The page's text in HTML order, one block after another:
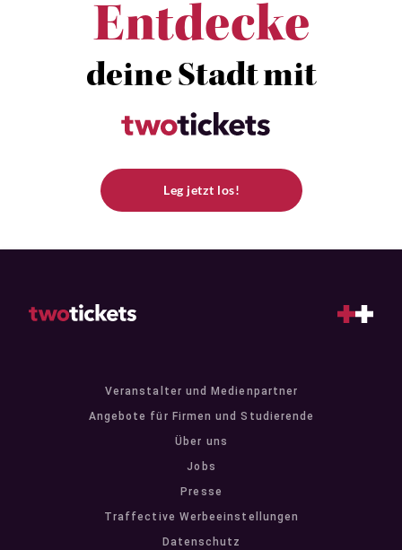
Entdecke
deine Stadt mit
Leg jetzt los!
Veranstalter und Medienpartner
Angebote für Firmen und Studierende
Über uns
Jobs
Presse
Traffective Werbeeinstellungen
Datenschutz